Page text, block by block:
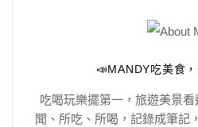
📣MANDY吃美食，
吃喝玩樂擺第一，旅遊美景
聞、所吃、所喝，記錄成筆記